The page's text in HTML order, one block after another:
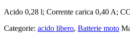
Acido 0,28 l; Corrente carica 0,40 A;
Categorie: acido libero, Batterie moto